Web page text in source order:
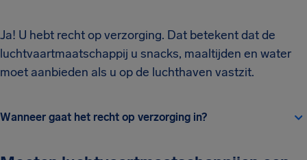
Ja! U hebt recht op verzorging. Dat betekent dat de
luchtvaartmaatschappij u snacks, maaltijden en water
moet aanbieden als u op de luchthaven vastzit.
Wanneer gaat het recht op verzorging in?